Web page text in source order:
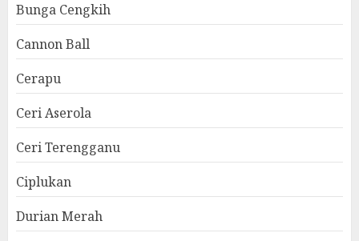
Bunga Cengkih
Cannon Ball
Cerapu
Ceri Aserola
Ceri Terengganu
Ciplukan
Durian Merah